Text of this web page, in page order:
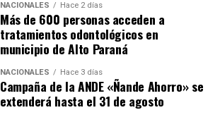
NACIONALES Hace 2 días
Más de 600 personas acceden a
tratamientos odontológicos en
municipio de Alto Paraná
NACIONALES Hace 3 días
Campaña de la ANDE «Ñande Ahorro» se
extenderá hasta el 31 de agosto